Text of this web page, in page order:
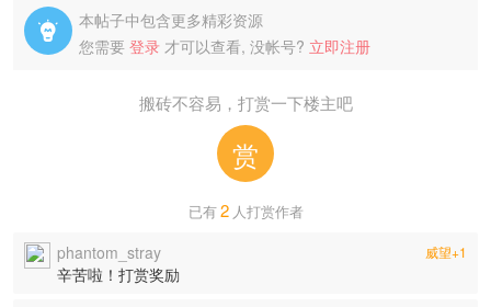

本帖子中包含更多精彩资源
您需要 登录 才可以查看, 没帐号? 立即注册
搬砖不容易，打赏一下楼主吧
赏
已有2 人打赏作者
威望+1
phantom_stray
辛苦啦！打赏奖励